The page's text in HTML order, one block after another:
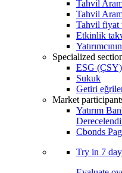
Tahvil
Tahvil
Tahvil fiyat
Etkinlik
Specialized
ESG (ÇSY)
Sukuk
Getiri
Market
Yatırım
Cbonds
Try in 7